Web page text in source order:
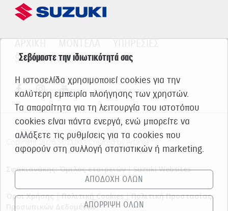
SUZUKI WORLD
Copyright 2026 SUZUKI - Created by Artaxia
Σφακιανάκης: Όμιλος εταιρειών|Suzuki Websites
Όροι Χρήσης|Πολιτική Cookies|Πολιτική Προστασίας
Προσωπικών Δεδομένων
Σεβόμαστε την ιδιωτικότητά σας
Η ιστοσελίδα χρησιμοποιεί cookies για την
καλύτερη εμπειρία πλοήγησης των χρηστών.
Τα απαραίτητα για τη λειτουργία του ιστοτόπου
cookies είναι πάντα ενεργά, ενώ μπορείτε να
αλλάξετε τις ρυθμίσεις για τα cookies που
αφορούν στη συλλογή στατιστικών ή marketing.
ΑΠΟΔΟΧΗ ΟΛΩΝ
ΑΠΟΡΡΙΨΗ ΟΛΩΝ